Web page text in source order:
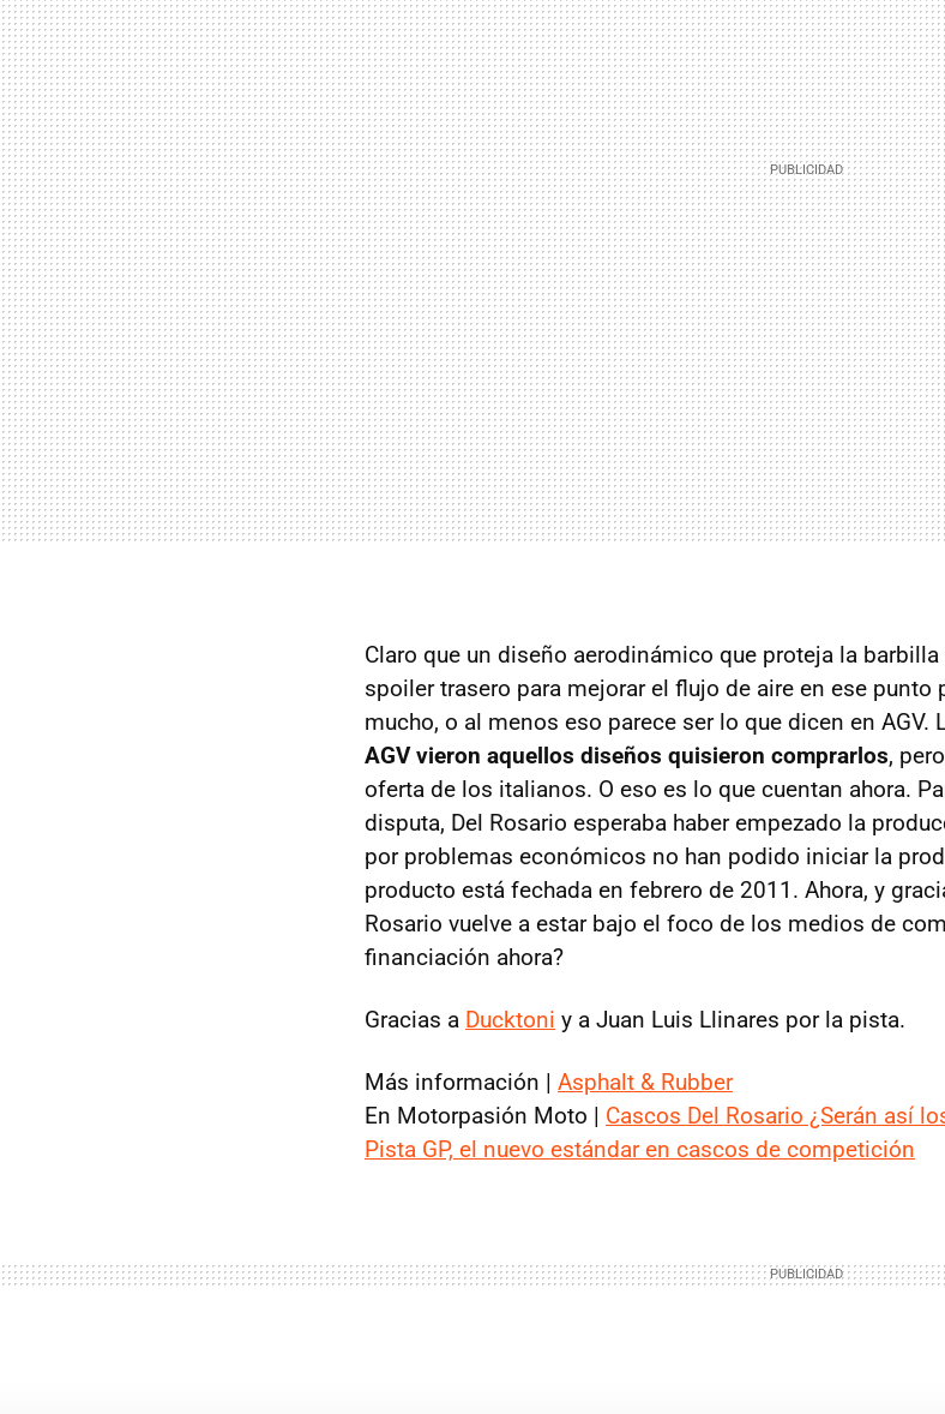
Claro que un diseño aerodinámico que proteja la
spoiler trasero para mejorar el flujo de aire en ese punto
mucho, o al menos eso parece ser lo que dicen en AGV.
AGVvieron aquellos diseños quisieron comprarlos,
oferta de los italianos. O eso es lo que cuentan ahora.
disputa, Del Rosario esperaba haber empezado la
por problemas económicos no han podido iniciar la
producto está fechada en febrero de 2011. Ahora, y
Rosario vuelve a estar bajo el foco de los medios de
financiación ahora?
Gracias a Ducktoni y a Juan Luis Llinares por la pista.
Más información | Asphalt & Rubber
En Motorpasión Moto | Cascos Del Rosario ¿Serán así
Pista GP, el nuevo estándar en cascos de competición